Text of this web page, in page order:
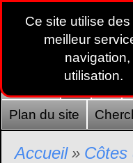
22 29
Plan du site
Accueil» Côtes
Ce site utilise
meilleur
utilisation.